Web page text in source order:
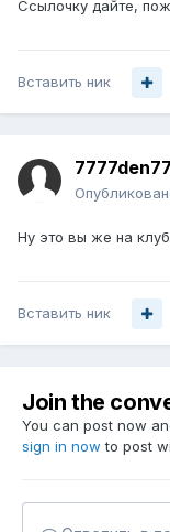
Ссылочку дайте,
Вставить ник
Ну это вы же на
Вставить ник
Join the
You can post now
sign in now to post